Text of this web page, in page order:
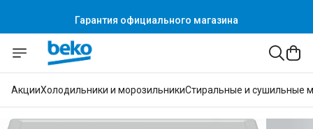
Гарантия официального магазина
АкцииХолодильники и морозильникиСтиральные и сушильные